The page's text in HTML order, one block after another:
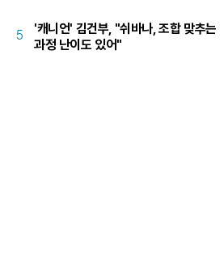
5
'캐니언' 김건부, "쉬바나, 조합 맞추는
과정 난이도 있어"